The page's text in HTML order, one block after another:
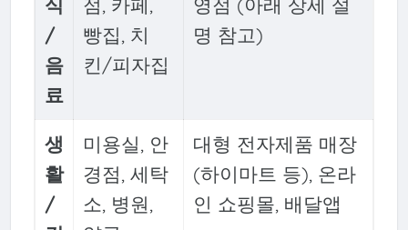
식
/
음
료
점, 카페,
빵집, 치
킨/피자집
영점 (아래 상세 설
명 참고)
생
활
/
미용실, 안
경점, 세탁
소, 병원,
대형 전자제품 매장
(하이마트 등), 온라
인 쇼핑몰, 배달앱